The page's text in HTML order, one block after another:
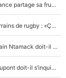
Mis de côté par Fabien Galthié, un joueur du XV de France partage sa frustration : «ils ne me l’ont pas dit tout de suite»
La raison d'être de Matthieu Jalibert en dehors des terrains de rugby : «Ça m'atteint autant que si tu touches à un membre de ma famille»
XV de France - Matthieu Jalibert a tout changé : Romain Ntamack doit-il s’inquiéter pour sa place à un an de la Coupe du monde ?
«Le XV de France est meilleur avec Lucu» : Antoine Dupont doit-il s’inquiéter pour sa place ?